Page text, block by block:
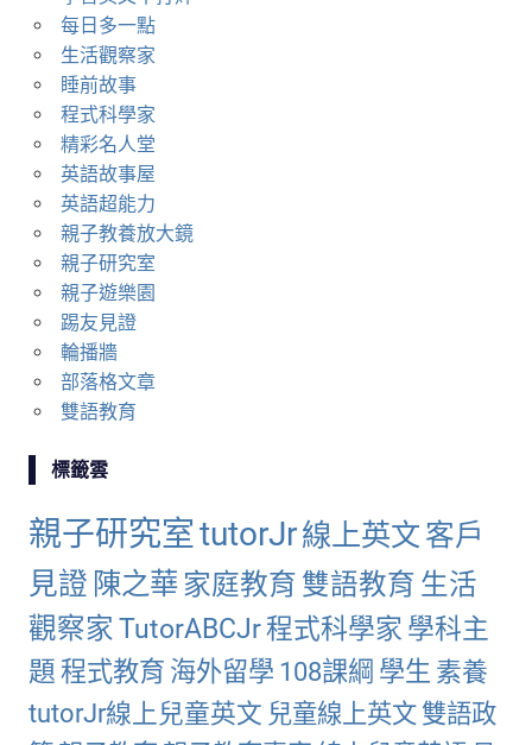
每日多一點
生活觀察家
睡前故事
程式科學家
精彩名人堂
英語故事屋
英語超能力
親子教養放大鏡
親子研究室
親子遊樂園
踢友見證
輪播牆
部落格文章
雙語教育
標籤雲
親子研究室tutorJr線上英文 客戶
見證 陳之華 家庭教育 雙語教育 生活
觀察家 TutorABCJr程式科學家 學科主
題程式教育 海外留學 108課綱 學生 素養
tutorJr線上兒童英文 兒童線上英文 雙語政